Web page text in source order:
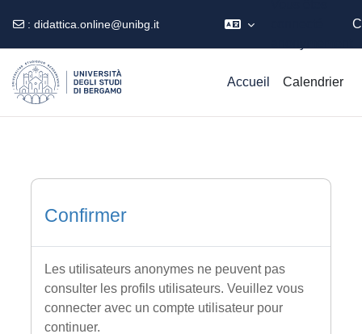
: didattica.online@unibg.it
Accueil Calendrier
Confirmer
Les utilisateurs anonymes ne peuvent pas
consulter les profils utilisateurs. Veuillez vous
connecter avec un compte utilisateur pour
continuer.